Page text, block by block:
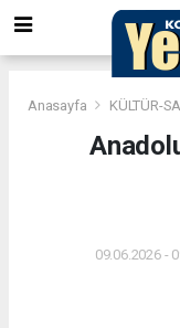
Anasayfa KÜLTÜR-
09.06.2026 -